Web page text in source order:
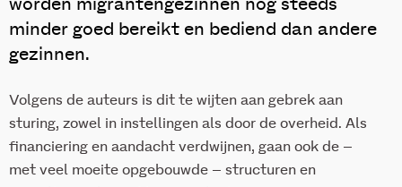
worden migrantengezinnen nog steeds
minder goed bereikt en bediend dan andere
gezinnen.
Volgens de auteurs is dit te wijten aan gebrek aan
sturing, zowel in instellingen als door de overheid. Als
financiering en aandacht verdwijnen, gaan ook de –
met veel moeite opgebouwde – structuren en